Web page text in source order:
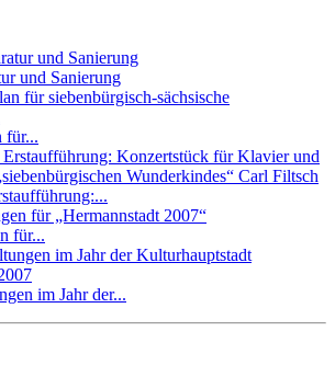
und Sanierung
für...
für...
im Jahr der...